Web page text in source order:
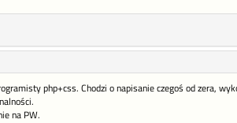
php+css. Chodzi o napisanie czegoś od zera,
na PW.